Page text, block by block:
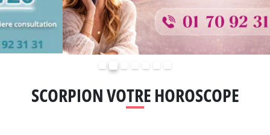
SCORPION VOTRE HOROSCOPE